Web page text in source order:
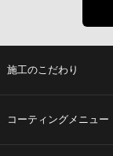
施工のこだわり
コーティングメニュー